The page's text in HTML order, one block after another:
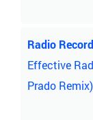
Radio Record
Effective
Prado